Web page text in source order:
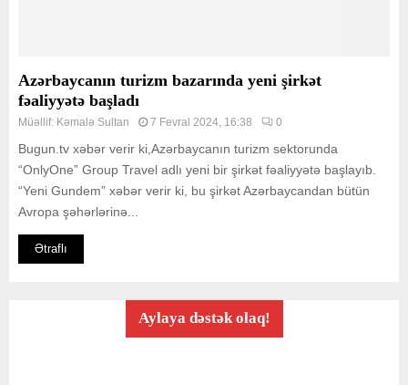
Azərbaycanın turizm bazarında yeni şirkət
fəaliyyətə başladı
Müəllif: Kəmalə Sultan 7 Fevral 2024, 16:38 0
Bugun.tv xəbər verir ki,Azərbaycanın turizm sektorunda
“OnlyOne” Group Travel adlı yeni bir şirkət fəaliyyətə başlayıb.
“Yeni Gundem” xəbər verir ki, bu şirkət Azərbaycandan bütün
Avropa şəhərlərinə...
Ətraflı
Aylaya dəstək olaq!